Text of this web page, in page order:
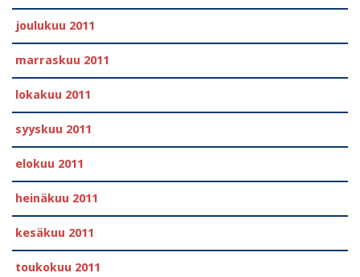
joulukuu 2011
marraskuu 2011
lokakuu 2011
syyskuu 2011
elokuu 2011
heinäkuu 2011
kesäkuu 2011
toukokuu 2011